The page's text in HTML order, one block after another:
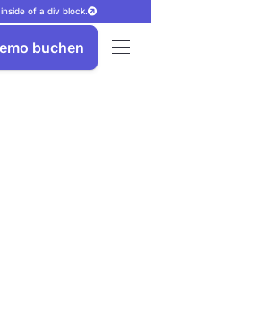
of a div block.
buchen